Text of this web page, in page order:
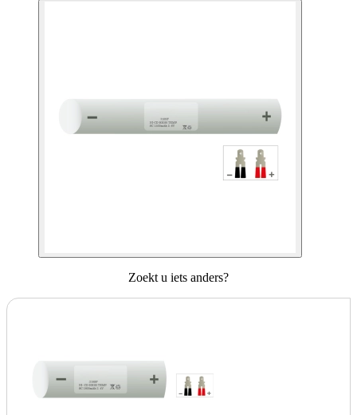
Zoekt u iets anders?